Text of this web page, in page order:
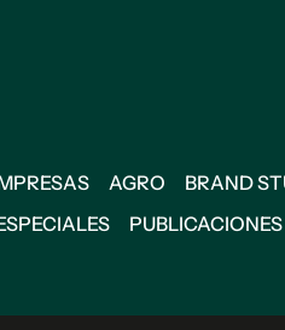
AGRO BRAND
PUBLICACIONES